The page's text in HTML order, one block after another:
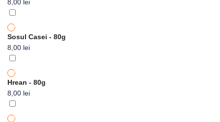
8,00 lei
Sosul Casei - 80g
8,00 lei
Hrean - 80g
8,00 lei